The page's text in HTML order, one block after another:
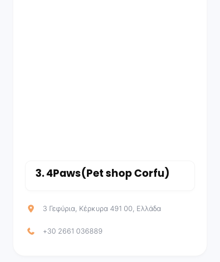
3.4Paws(Pet shop Corfu)
3 Γεφύρια, Κέρκυρα 491 00, Ελλάδα
+30 2661 036889